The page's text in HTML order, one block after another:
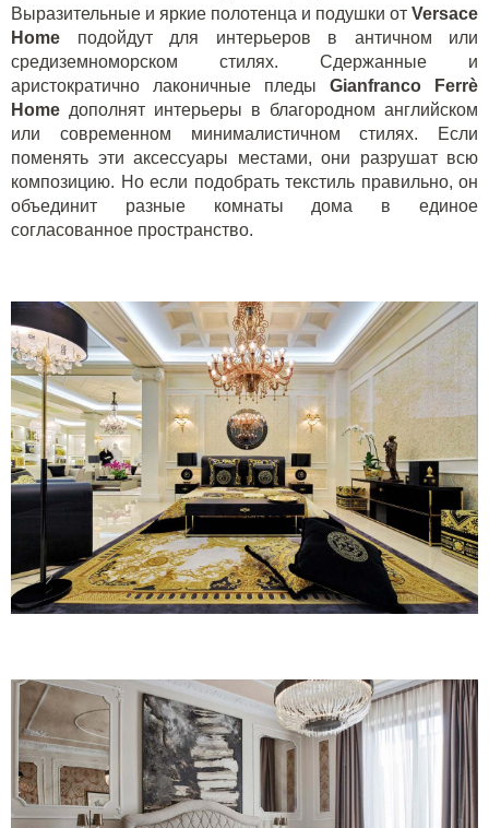
Выразительные и яркие полотенца и подушки от Versace
Home подойдут для интерьеров в античном или
средиземноморском стилях. Сдержанные и
аристократично лаконичные пледы Gianfranco Ferrè
Home дополнят интерьеры в благородном английском
или современном минималистичном стилях. Если
поменять эти аксессуары местами, они разрушат всю
композицию. Но если подобрать текстиль правильно, он
объединит разные комнаты дома в единое
согласованное пространство.